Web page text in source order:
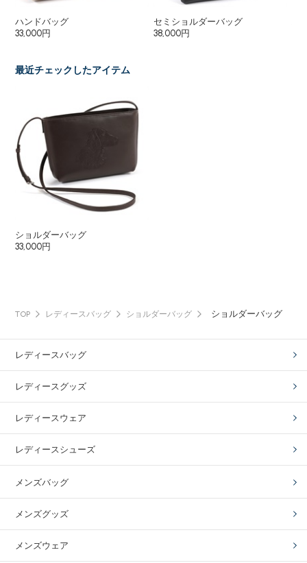
ハンドバッグ
33,000円
セミショルダーバッグ
38,000円
最近チェックしたアイテム
ショルダーバッグ
33,000円
TOP レディースバッグ ショルダーバッグ ショルダーバッグ
レディースバッグ
レディースグッズ
レディースウェア
レディースシューズ
メンズバッグ
メンズグッズ
メンズウェア